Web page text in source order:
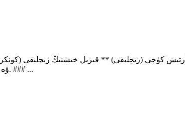
ۋە سىناش جەريانىغا ئاساسەن ، ھەر كۇب سانتىمېتىر (ھەر كۇب مېتىر 1600-1800 كىلوگرام) ئارىلىقىدا بولىدۇ. ### ...